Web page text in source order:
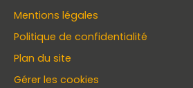
Mentions légales
Politique de confidentialité
Plan du site
Gérer les cookies